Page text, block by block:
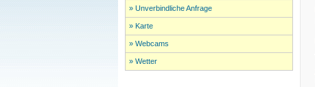
» Unverbindliche Anfrage
» Karte
» Webcams
» Wetter